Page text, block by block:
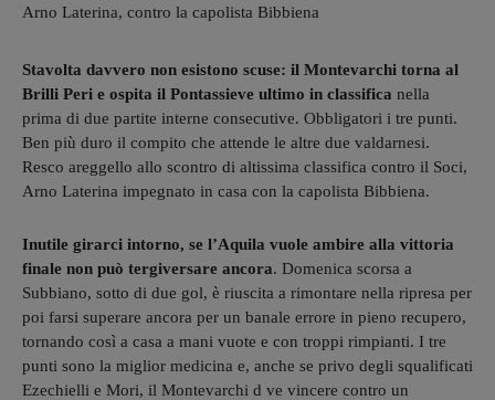
Arno Laterina, contro la capolista Bibbiena
Stavolta davvero non esistono scuse: il Montevarchi torna al
Brilli Peri e ospita il Pontassieve ultimo in classifica nella
prima di due partite interne consecutive. Obbligatori i tre punti.
Ben più duro il compito che attende le altre due valdarnesi.
Resco areggello allo scontro di altissima classifica contro il Soci,
Arno Laterina impegnato in casa con la capolista Bibbiena.
Inutile girarci intorno, se l’Aquila vuole ambire alla vittoria
finale non può tergiversare ancora. Domenica scorsa a
Subbiano, sotto di due gol, è riuscita a rimontare nella ripresa per
poi farsi superare ancora per un banale errore in pieno recupero,
tornando così a casa a mani vuote e con troppi rimpianti. I tre
punti sono la miglior medicina e, anche se privo degli squalificati
Ezechielli e Mori, il Montevarchi d ve vincere contro un